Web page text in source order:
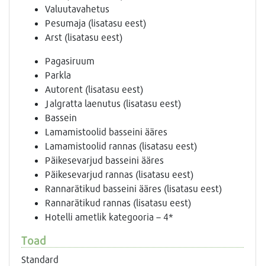
Valuutavahetus
Pesumaja (lisatasu eest)
Arst (lisatasu eest)
Pagasiruum
Parkla
Autorent (lisatasu eest)
Jalgratta laenutus (lisatasu eest)
Bassein
Lamamistoolid basseini ääres
Lamamistoolid rannas (lisatasu eest)
Päikesevarjud basseini ääres
Päikesevarjud rannas (lisatasu eest)
Rannarätikud basseini ääres (lisatasu eest)
Rannarätikud rannas (lisatasu eest)
Hotelli ametlik kategooria – 4*
Toad
Standard